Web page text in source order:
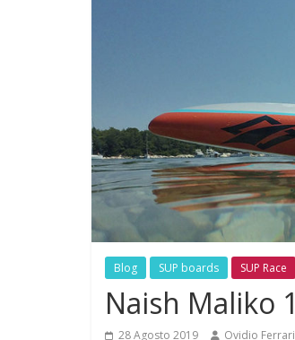
Blog SUP boards SUP Race
Naish Maliko
28 Agosto 2019 Ovidio Ferrari